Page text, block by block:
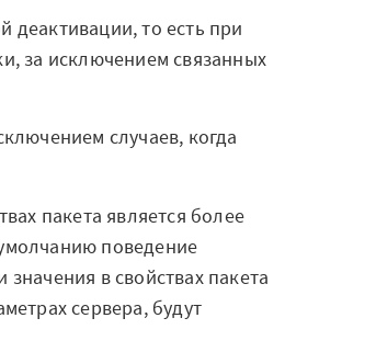
деактивации, то есть при
за исключением связанных
случаев, когда
пакета является более
поведение
в свойствах пакета
сервера, будут